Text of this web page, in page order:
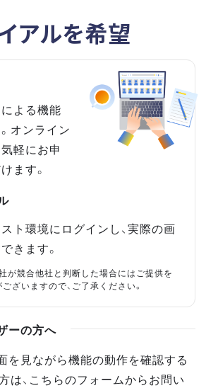
アルを希望
よる機能
オンライン
軽にお申
ます。
ト環境にログインし、実際の画
きます。
が競合他社と判断した場合にはご提供を
ざいますので、ご了承ください。
ーの方へ
を見ながら機能の動作を確認する
は、こちらのフォームからお問い